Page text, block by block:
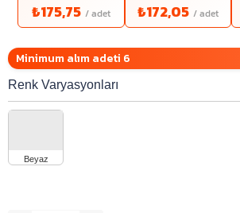
₺175,75 ₺172,05
Minimum alım adeti 6
Renk Varyasyonları